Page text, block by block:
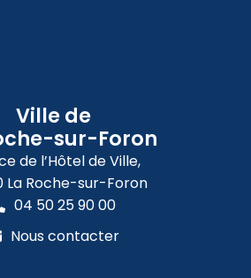
Ville de
sur-Foron
de l’Hôtel de Ville,
La Roche-sur-Foron
04 50 25 90 00
Nous contacter